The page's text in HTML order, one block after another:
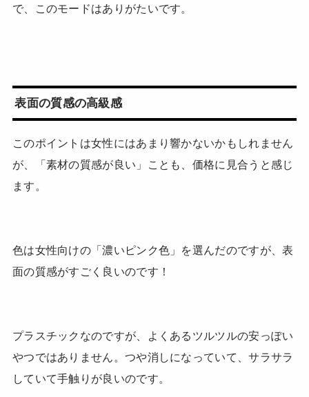
で、このモードはありがたいです。
表面の質感の高級感
このポイントは女性にはあまり響かないかもしれません
が、「素材の質感が良い」ことも、価格に見合うと感じ
ます。
色は女性向けの「濃いピンク色」を選んだのですが、表
面の質感がすごく良いのです！
プラスチックなのですが、よくあるツルツルの安っぽい
やつではありません。つや消しになっていて、サラサラ
していて手触りが良いのです。